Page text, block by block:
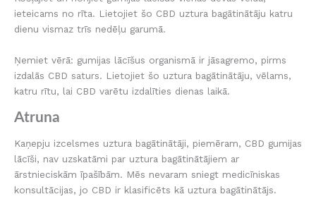
ieteicams no rīta. Lietojiet šo CBD uztura bagātinātāju katru
dienu vismaz trīs nedēļu garumā.
Ņemiet vērā: gumijas lācīšus organismā ir jāsagremo, pirms
izdalās CBD saturs. Lietojiet šo uztura bagātinātāju, vēlams,
katru rītu, lai CBD varētu izdalīties dienas laikā.
Atruna
Kaņepju izcelsmes uztura bagātinātāji, piemēram, CBD gumijas
lācīši, nav uzskatāmi par uztura bagātinātājiem ar
ārstnieciskām īpašībām. Mēs nevaram sniegt medicīniskas
konsultācijas, jo CBD ir klasificēts kā uztura bagātinātājs.